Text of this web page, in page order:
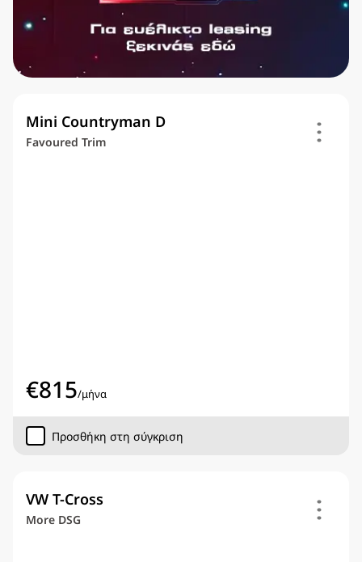
Mini Countryman D
Favoured Trim
€815/μήνα
Προσθήκη στη σύγκριση
VW T-Cross
More DSG